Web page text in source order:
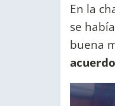
En la
se
buena